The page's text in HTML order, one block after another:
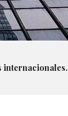
internacionales.